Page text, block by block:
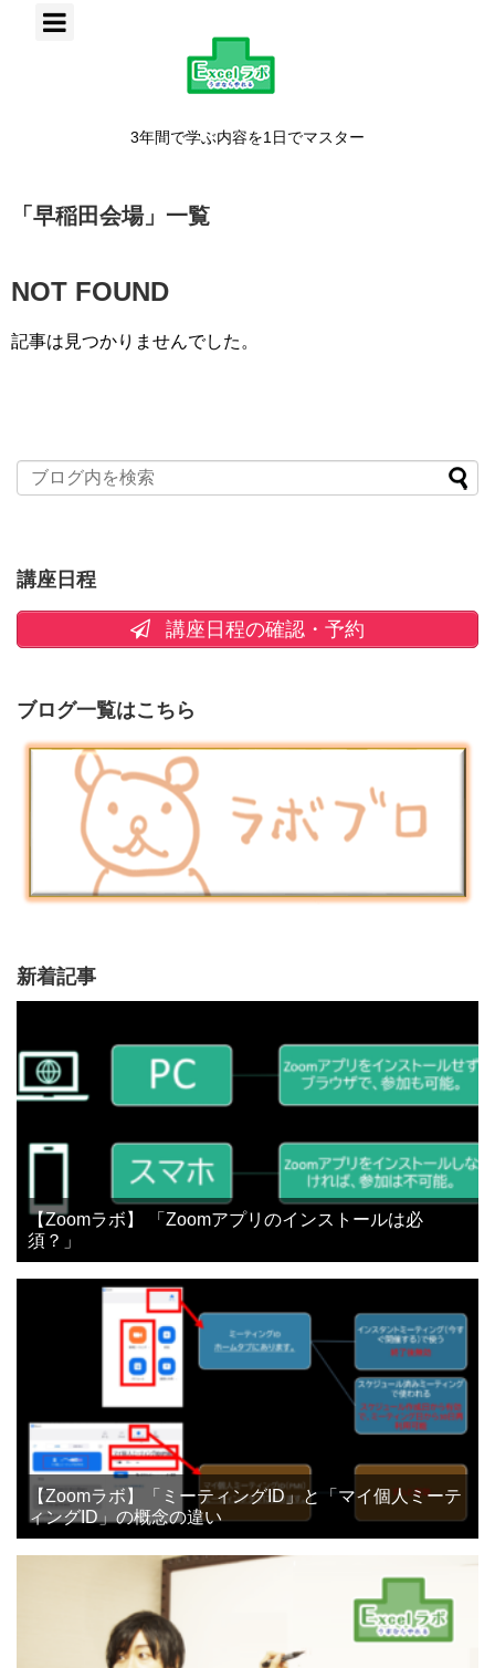
3年間で学ぶ内容を1日でマスター
「 早稲田会場」 一覧
NOT FOUND
記事は見つかりませんでした。
講座日程
講座日程の確認・予約
ブログ一覧はこちら
新着記事
【Zoomラボ】 「Zoomアプリのインストールは必
須？」
【Zoomラボ】「ミーティングID」と「マイ個人ミーテ
ィングID」の概念の違い